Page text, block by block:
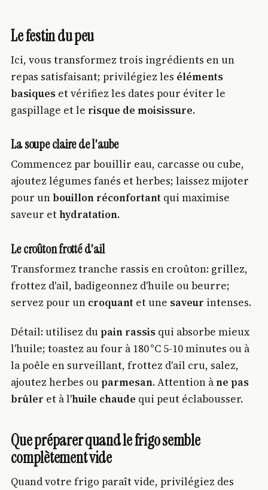
Le festin du peu
Ici, vous transformez trois ingrédients en un
repas satisfaisant; privilégiez les éléments
basiques et vérifiez les dates pour éviter le
gaspillage et le risque de moisissure.
La soupe claire de l'aube
Commencez par bouillir eau, carcasse ou cube,
ajoutez légumes fanés et herbes; laissez mijoter
pour un bouillon réconfortant qui maximise
saveur ethydratation.
Le croûton frotté d'ail
Transformez tranche rassis en croûton: grillez,
frottez d'ail, badigeonnez d'huile ou beurre;
servez pour un croquant et une saveur intenses.
Détail: utilisez du pain rassis qui absorbe mieux
l'huile; toastez au four à 180 °C 5-10 minutes ou à
la poêle en surveillant, frottez d'ail cru, salez,
ajoutez herbes ou parmesan. Attention àne pas
brûler et à l'huile chaude qui peut éclabousser.
Que préparer quand le frigo semble
complètement vide
Quand votre frigo paraît vide, privilégiez des